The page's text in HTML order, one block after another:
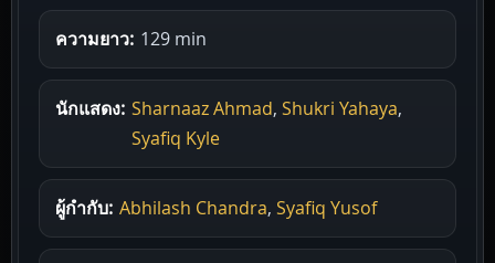
ความยาว: 129 min
นักแสดง: Sharnaaz Ahmad, Shukri Yahaya,
Syafiq Kyle
ผู้กำกับ: Abhilash Chandra, Syafiq Yusof